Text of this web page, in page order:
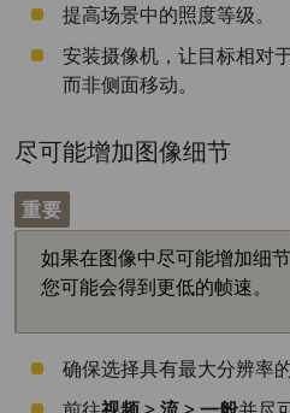
提高场景中的照度等级。
安装摄像机，让目标相对
而非侧面移动。
尽可能增加图像细节
重要
如果在图像中尽可能增加细
您可能会得到更低的帧速。
确保选择具有最大分辨率